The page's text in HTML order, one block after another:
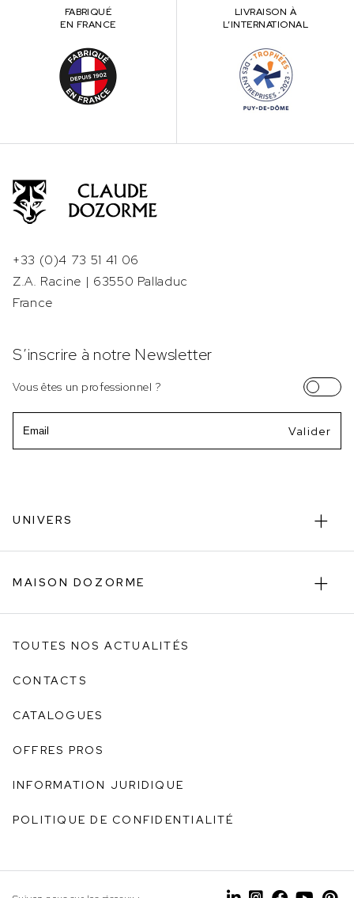
FABRIQUÉ
EN FRANCE
LIVRAISON À
L’INTERNATIONAL
+33 (0)4 73 51 41 06
Z.A. Racine | 63550 Palladuc
France
S’inscrire à notre Newsletter
Vous êtes un professionnel ?
UNIVERS
MAISON DOZORME
TOUTES NOS ACTUALITÉS
CONTACTS
CATALOGUES
OFFRES PROS
INFORMATION JURIDIQUE
POLITIQUE DE CONFIDENTIALITÉ